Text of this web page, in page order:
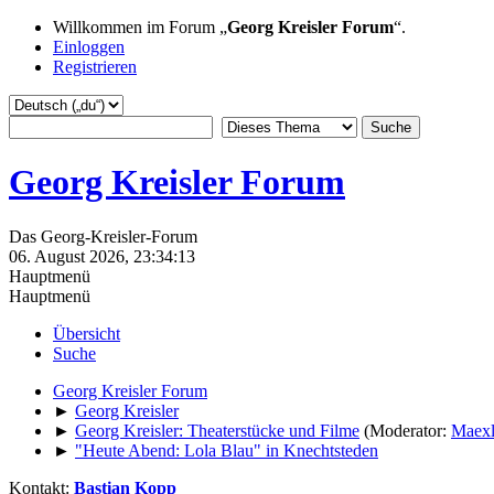
Willkommen im Forum „Georg Kreisler Forum“.
Einloggen
Registrieren
Georg Kreisler Forum
Das Georg-Kreisler-Forum
06. August 2026, 23:34:13
Hauptmenü
Hauptmenü
Übersicht
Suche
Georg Kreisler Forum
► Georg Kreisler
► Georg Kreisler: Theaterstücke und Filme (Moderator: Maexl
► "Heute Abend: Lola Blau" in Knechtsteden
Kontakt: Bastian Kopp